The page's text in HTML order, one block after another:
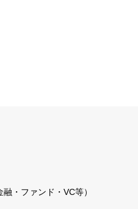
・ファンド・VC等）